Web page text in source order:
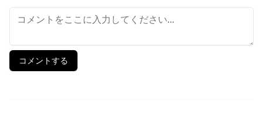
コメントする